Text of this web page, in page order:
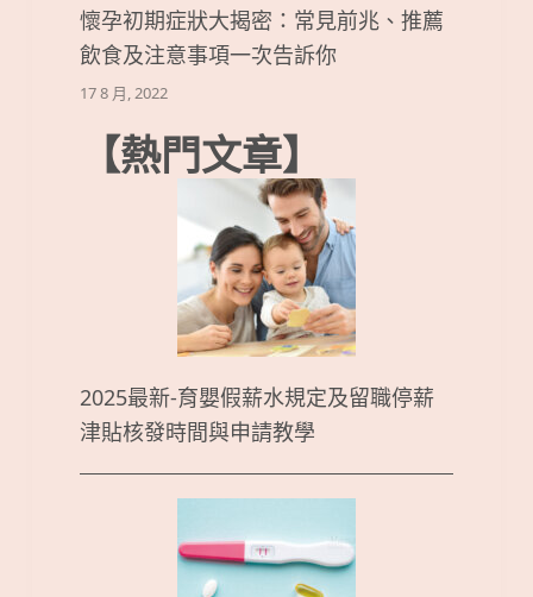
懷孕初期症狀大揭密：常見前兆、推薦
飲食及注意事項一次告訴你
17 8 月, 2022
【熱門文章】
2025最新-育嬰假薪水規定及留職停薪
津貼核發時間與申請教學